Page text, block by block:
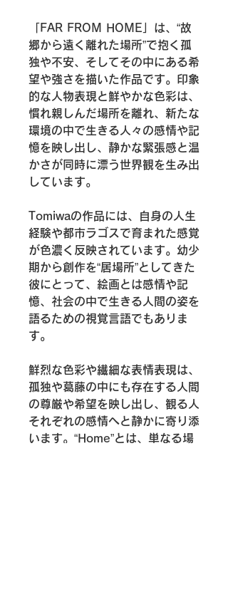
「FAR FROM HOME」は、“故
郷から遠く離れた場所”で抱く孤
独や不安、そしてその中にある希
望や強さを描いた作品です。印象
的な人物表現と鮮やかな色彩は、
慣れ親しんだ場所を離れ、新たな
環境の中で生きる人々の感情や記
憶を映し出し、静かな緊張感と温
かさが同時に漂う世界観を生み出
しています。
Tomiwaの作品には、自身の人生
経験や都市ラゴスで育まれた感覚
が色濃く反映されています。幼少
期から創作を“居場所”としてきた
彼にとって、絵画とは感情や記
憶、社会の中で生きる人間の姿を
語るための視覚言語でもありま
す。
鮮烈な色彩や繊細な表情表現は、
孤独や葛藤の中にも存在する人間
の尊厳や希望を映し出し、観る人
それぞれの感情へと静かに寄り添
います。“Home”とは、単なる場